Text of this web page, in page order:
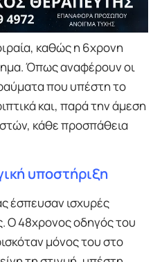
καθώς η 6χρονη
Όπως αναφέρουν οι
που υπέστη το
και, παρά την άμεση
κάθε προσπάθεια
υποστήριξη
έσπευσαν ισχυρές
Ο 48χρονος οδηγός του
μόνος του στο